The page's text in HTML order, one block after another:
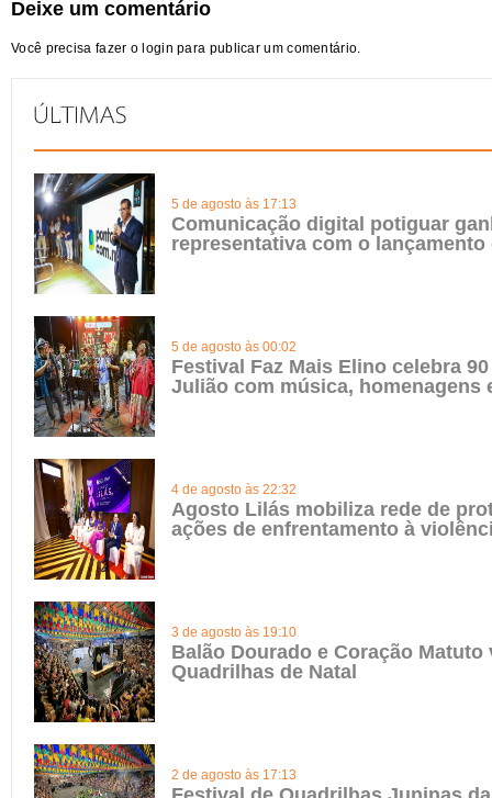
Deixe um comentário
Você precisa fazer o login para publicar um comentário.
5 de agosto às 17:13
Comunicação digital potiguar
representativa com o lançamento
5 de agosto às 00:02
Festival Faz Mais Elino celebra
Julião com música, homenagens
4 de agosto às 22:32
Agosto Lilás mobiliza rede de
ações de enfrentamento à
3 de agosto às 19:10
Balão Dourado e Coração Matuto
Quadrilhas de Natal
2 de agosto às 17:13